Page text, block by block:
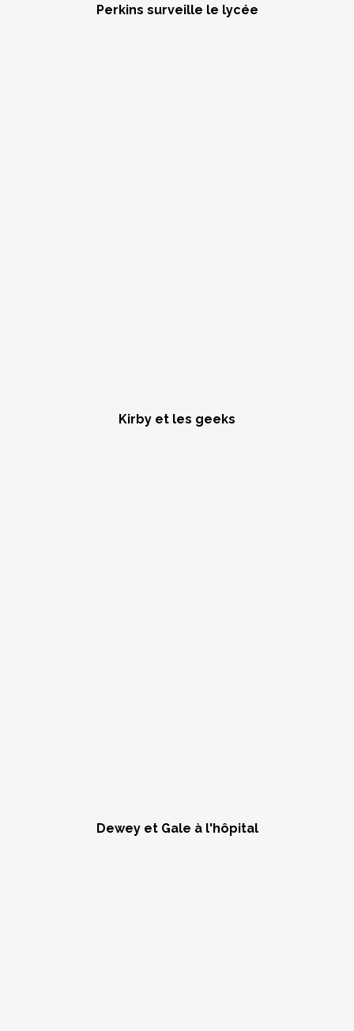
Perkins surveille le lycée
Kirby et les geeks
Dewey et Gale à l'hôpital